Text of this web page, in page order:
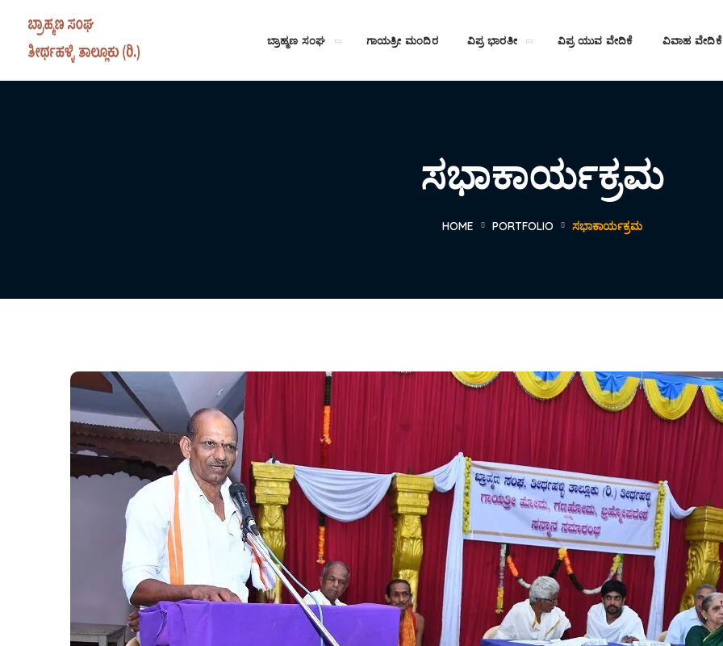
ಬ್ರಾಹ್ಮಣ ಸಂಘ ಗಾಯತ್ರೀ ಮಂದಿರ ವಿಪ್ರ ಭಾರತೀ ವಿಪ್ರ ಯುವ ವೇದಿಕೆ ವಿವಾಹ ವೇದಿಕೆ
ಸಭಾಕಾರ್ಯಕ್ರಮ
HOME PORTFOLIO ಸಭಾಕಾರ್ಯಕ್ರಮ